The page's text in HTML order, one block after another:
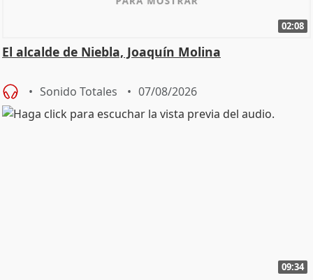
02:08
El alcalde de Niebla, Joaquín Molina
Sonido Totales 07/08/2026
09:34